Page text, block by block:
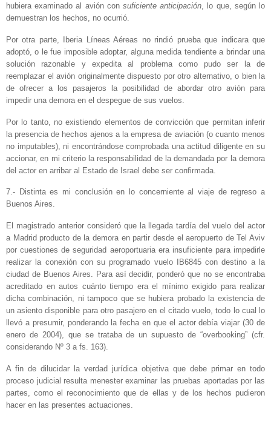
hubiera examinado al avión con suficiente anticipación , lo que, según lo
demuestran los hechos, no ocurrió.
Por otra parte, Iberia Líneas Aéreas no rindió prueba que indicara que
adoptó, o le fue imposible adoptar, alguna medida tendiente a brindar una
solución razonable y expedita al problema como pudo ser la de
reemplazar el avión originalmente dispuesto por otro alternativo, o bien la
de ofrecer a los pasajeros la posibilidad de abordar otro avión para
impedir una demora en el despegue de sus vuelos.
Por lo tanto, no existiendo elementos de convicción que permitan inferir
la presencia de hechos ajenos a la empresa de aviación (o cuanto menos
no imputables), ni encontrándose comprobada una actitud diligente en su
accionar, en mi criterio la responsabilidad de la demandada por la demora
del actor en arribar al Estado de Israel debe ser confirmada.
7.- Distinta es mi conclusión en lo concerniente al viaje de regreso a
Buenos Aires.
El magistrado anterior consideró que la llegada tardía del vuelo del actor
a Madrid producto de la demora en partir desde el aeropuerto de Tel Aviv
por cuestiones de seguridad aeroportuaria era insuficiente para impedirle
realizar la conexión con su programado vuelo IB6845 con destino a la
ciudad de Buenos Aires. Para así decidir, ponderó que no se encontraba
acreditado en autos cuánto tiempo era el mínimo exigido para realizar
dicha combinación, ni tampoco que se hubiera probado la existencia de
un asiento disponible para otro pasajero en el citado vuelo, todo lo cual lo
llevó a presumir, ponderando la fecha en que el actor debía viajar (30 de
enero de 2004), que se trataba de un supuesto de “overbooking” (cfr.
considerando Nº 3 a fs. 163).
A fin de dilucidar la verdad jurídica objetiva que debe primar en todo
proceso judicial resulta menester examinar las pruebas aportadas por las
partes, como el reconocimiento que de ellas y de los hechos pudieron
hacer en las presentes actuaciones.